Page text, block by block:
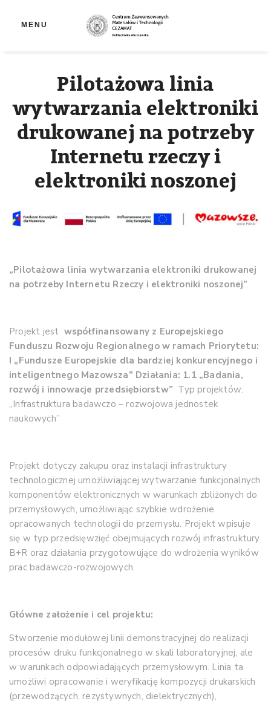
MENU
Pilotażowa linia
wytwarzania elektroniki
drukowanej na potrzeby
Internetu rzeczy i
elektroniki noszonej
„Pilotażowa linia wytwarzania elektroniki drukowanej
na potrzeby Internetu Rzeczy i elektroniki noszonej”
Projekt jest współfinansowany z Europejskiego
Funduszu Rozwoju Regionalnego w ramach Priorytetu:
I „Fundusze Europejskie dla bardziej konkurencyjnego i
inteligentnego Mazowsza” Działania: 1.1 „Badania,
rozwój i innowacje przedsiębiorstw” Typ projektów:
„Infrastruktura badawczo – rozwojowa jednostek
naukowych”
Projekt dotyczy zakupu oraz instalacji infrastruktury
technologicznej umożliwiającej wytwarzanie funkcjonalnych
komponentów elektronicznych w warunkach zbliżonych do
przemysłowych, umożliwiając szybkie wdrożenie
opracowanych technologii do przemysłu. Projekt wpisuje
się w typ przedsięwzięć obejmujących rozwój infrastruktury
B+R oraz działania przygotowujące do wdrożenia wyników
prac badawczo-rozwojowych.
Główne założenie i cel projektu:
Stworzenie modułowej linii demonstracyjnej do realizacji
procesów druku funkcjonalnego w skali laboratoryjnej, ale
w warunkach odpowiadających przemysłowym. Linia ta
umożliwi opracowanie i weryfikację kompozycji drukarskich
(przewodzących, rezystywnych, dielektrycznych),